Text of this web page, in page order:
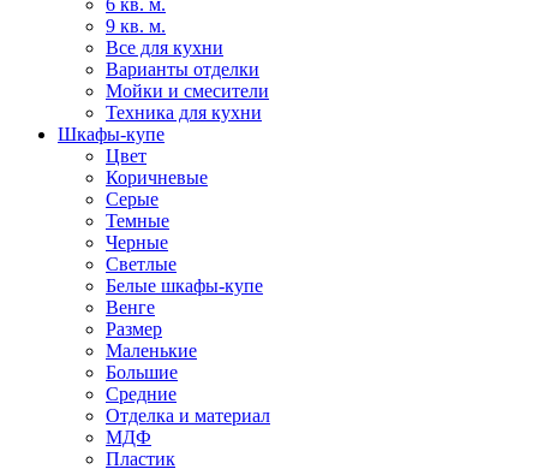
6 кв. м.
9 кв. м.
Все для кухни
Варианты отделки
Мойки и смесители
Техника для кухни
Шкафы-купе
Цвет
Коричневые
Серые
Темные
Черные
Светлые
Белые шкафы-купе
Венге
Размер
Маленькие
Большие
Средние
Отделка и материал
МДФ
Пластик